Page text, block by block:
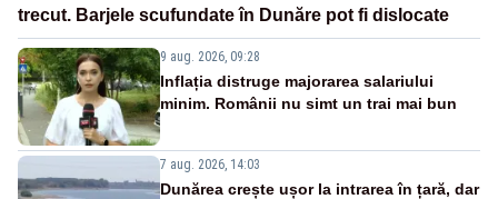
trecut. Barjele scufundate în Dunăre pot fi dislocate
9 aug. 2026, 09:28
Inflația distruge majorarea salariului
minim. Românii nu simt un trai mai bun
7 aug. 2026, 14:03
Dunărea crește ușor la intrarea în țară, dar